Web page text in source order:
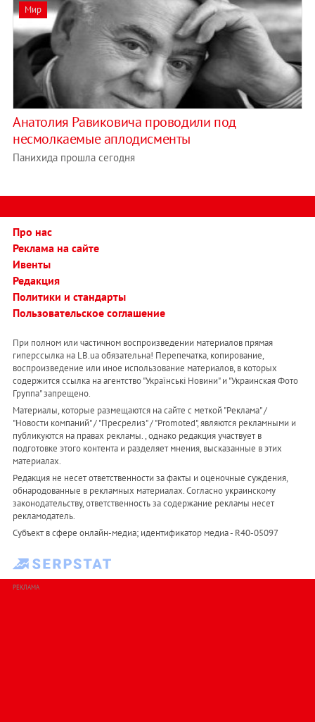
Мир
Анатолия Равиковича проводили под
несмолкаемые аплодисменты
Панихида прошла сегодня
Про нас
Реклама на сайте
Ивенты
Редакция
Политики и стандарты
Пользовательское соглашение
При полном или частичном воспроизведении материалов прямая
гиперссылка на LB.ua обязательна! Перепечатка, копирование,
воспроизведение или иное использование материалов, в которых
содержится ссылка на агентство "Українськi Новини" и "Украинская Фото
Группа" запрещено.
Материалы, которые размещаются на сайте с меткой "Реклама" /
"Новости компаний" / "Пресрелиз" / "Promoted", являются рекламными и
публикуются на правах рекламы. , однако редакция участвует в
подготовке этого контента и разделяет мнения, высказанные в этих
материалах.
Редакция не несет ответственности за факты и оценочные суждения,
обнародованные в рекламных материалах. Согласно украинскому
законодательству, ответственность за содержание рекламы несет
рекламодатель.
Субъект в сфере онлайн-медиа; идентификатор медиа - R40-05097
РЕКЛАМА